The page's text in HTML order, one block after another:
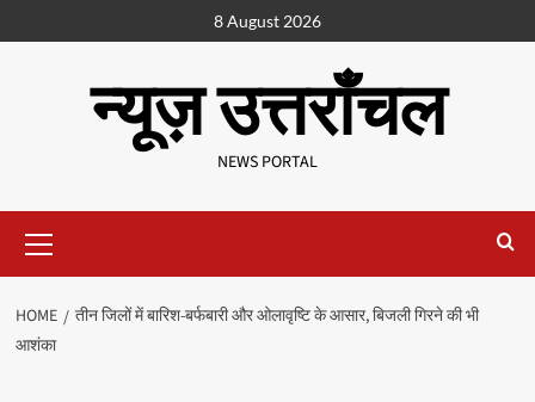
8 August 2026
न्यूज़ उत्तराँचल
NEWS PORTAL
HOME
तीन जिलों में बारिश-बर्फबारी और ओलावृष्टि के आसार, बिजली गिरने की भी
आशंका